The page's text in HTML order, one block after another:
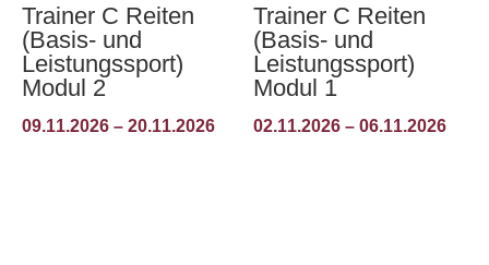
Trainer C Reiten
(Basis- und
Leistungssport)
Modul 2
09.11.2026 – 20.11.2026
Trainer C Reiten
(Basis- und
Leistungssport)
Modul 1
02.11.2026 – 06.11.2026